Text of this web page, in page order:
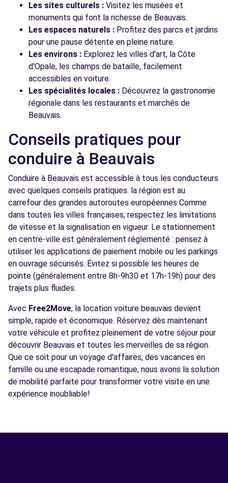
Les sites culturels : Visitez les musées et
monuments qui font la richesse de Beauvais.
Les espaces naturels : Profitez des parcs et jardins
pour une pause détente en pleine nature.
Les environs : Explorez les villes d'art, la Côte
d'Opale, les champs de bataille, facilement
accessibles en voiture.
Les spécialités locales : Découvrez la gastronomie
régionale dans les restaurants et marchés de
Beauvais.
Conseils pratiques pour
conduire à Beauvais
Conduire à Beauvais est accessible à tous les conducteurs
avec quelques conseils pratiques. la région est au
carrefour des grandes autoroutes européennes Comme
dans toutes les villes françaises, respectez les limitations
de vitesse et la signalisation en vigueur. Le stationnement
en centre-ville est généralement réglementé : pensez à
utiliser les applications de paiement mobile ou les parkings
en ouvrage sécurisés. Évitez si possible les heures de
pointe (généralement entre 8h-9h30 et 17h-19h) pour des
trajets plus fluides.
Avec Free2Move, la location voiture beauvais devient
simple, rapide et économique. Réservez dès maintenant
votre véhicule et profitez pleinement de votre séjour pour
découvrir Beauvais et toutes les merveilles de sa région.
Que ce soit pour un voyage d'affaires, des vacances en
famille ou une escapade romantique, nous avons la solution
de mobilité parfaite pour transformer votre visite en une
expérience inoubliable!